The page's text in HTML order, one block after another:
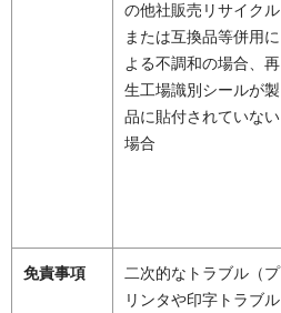
の他社販売リサイクル
または互換品等併用に
よる不調和の場合、再
生工場識別シールが製
品に貼付されていない
場合
免責事項
二次的なトラブル（プ
リンタや印字トラブル